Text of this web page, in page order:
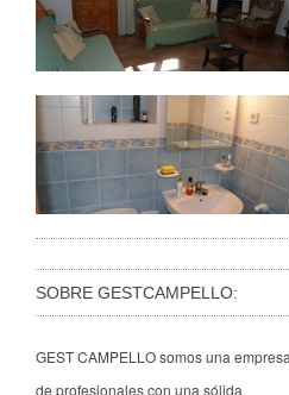
SOBRE GESTCAMPELLO:
GEST CAMPELLO somos una empresa
de profesionales con una sólida